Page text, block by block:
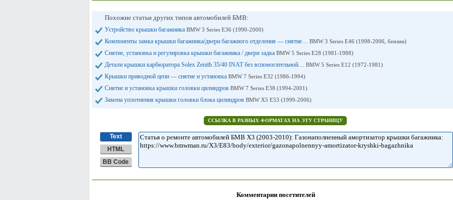
Похожие статьи других типов автомобилей БМВ:
Устройство крышки багажника BMW 3 Series E36 (1990-2000)
Компоненты замка крышки багажника/двери багажного отделения — снятие… BMW 3 Series E46 (1998-2006, бензин)
Снятие, установка и регулировка крышки багажника / двери задка BMW 5 Series E28 (1981-1988)
Детали крышки карбюратора Solex Zenith 35/40 INAT без вспомогательной… BMW 5 Series E12 (1972-1981)
Крышки приводной цепи — снятие и установка BMW 7 Series E32 (1986-1994)
Снятие и установка крышки головки цилиндров BMW 7 Series E38 (1994-2001)
Замена уплотнения крышки головки блока цилиндров BMW X5 E53 (1999-2006)
ССЫЛКА В РАЗНЫХ ФОРМАТАХ НА ЭТУ СТРАНИЦУ
Text
HTML
BB Code
Комментарии посетителей